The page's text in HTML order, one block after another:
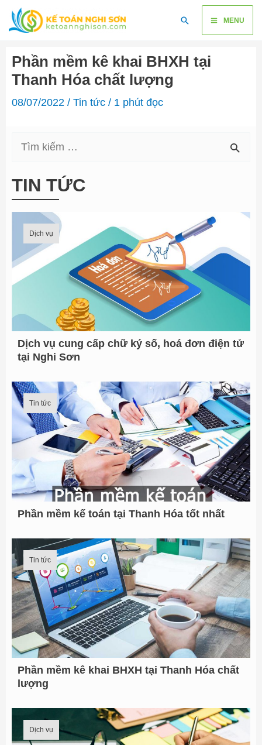
Skip
content
SearchMain
MENU
Phần mềm kê khai BHXH tại
Thanh Hóa chất lượng
08/07/2022 / Tin tức/ 1 phút đọc
a
r
h
r
TIN TỨC
Dịch vụ
Dịch vụ cung cấp chữ ký số, hoá đơn điện tử
tại Nghi Sơn
Tin tức
Phần mềm kế toán tại Thanh Hóa tốt nhất
Tin tức
Phần mềm kê khai BHXH tại Thanh Hóa chất
lượng
Dịch vụ